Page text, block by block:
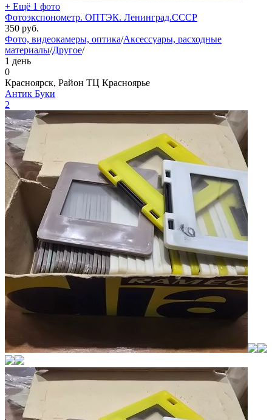
+ Ещё 1 фото
Фотоэкспонометр. ОПТЭК. Ленинград.СССР
350 руб.
Фото, видеокамеры, оптика/Аксессуары, расходные
материалы/Другое/
1 день
0
Красноярск, Район ТЦ Красноярье
Антик Буки
2